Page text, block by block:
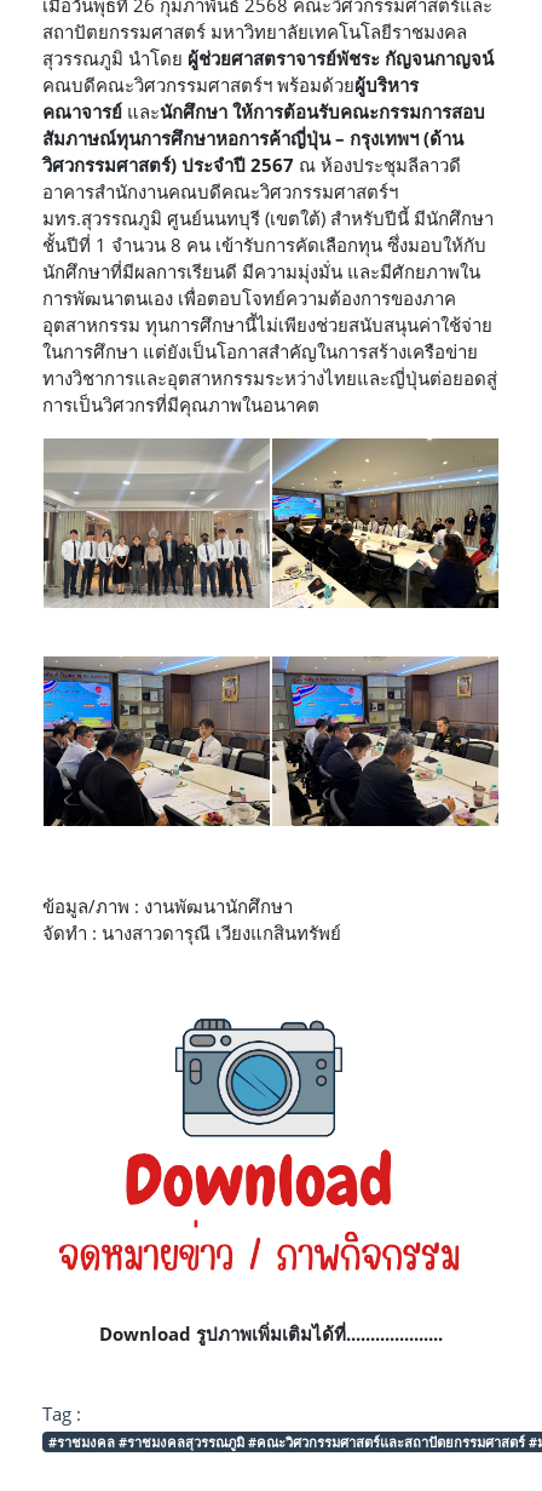
เมื่อวันพุธที่ 26 กุมภาพันธ์ 2568 คณะวิศวกรรมศาสตร์และ
สถาปัตยกรรมศาสตร์ มหาวิทยาลัยเทคโนโลยีราชมงคล
สุวรรณภูมิ นำโดย ผู้ช่วยศาสตราจารย์พัชระ กัญจนกาญจน์
คณบดีคณะวิศวกรรมศาสตร์ฯ พร้อมด้วยผู้บริหาร
คณาจารย์ และนักศึกษา ให้การต้อนรับคณะกรรมการสอบ
สัมภาษณ์ทุนการศึกษาหอการค้าญี่ปุ่น – กรุงเทพฯ (ด้าน
วิศวกรรมศาสตร์) ประจำปี 2567 ณ ห้องประชุมลีลาวดี
อาคารสำนักงานคณบดีคณะวิศวกรรมศาสตร์ฯ
มทร.สุวรรณภูมิ ศูนย์นนทบุรี (เขตใต้) สำหรับปีนี้ มีนักศึกษา
ชั้นปีที่ 1 จำนวน 8 คน เข้ารับการคัดเลือกทุน ซึ่งมอบให้กับ
นักศึกษาที่มีผลการเรียนดี มีความมุ่งมั่น และมีศักยภาพใน
การพัฒนาตนเอง เพื่อตอบโจทย์ความต้องการของภาค
อุตสาหกรรม ทุนการศึกษานี้ไม่เพียงช่วยสนับสนุนค่าใช้จ่าย
ในการศึกษา แต่ยังเป็นโอกาสสำคัญในการสร้างเครือข่าย
ทางวิชาการและอุตสาหกรรมระหว่างไทยและญี่ปุ่นต่อยอดสู่
การเป็นวิศวกรที่มีคุณภาพในอนาคต
ข้อมูล/ภาพ : งานพัฒนานักศึกษา
จัดทำ : นางสาวดารุณี เวียงแกสินทรัพย์
Download รูปภาพเพิ่มเติมได้ที่....................
Tag :
#ราชมงคล #ราชมงคลสุวรรณภูมิ #คณะวิศวกรรมศาสตร์และสถาปัตยกรรมศาสตร์